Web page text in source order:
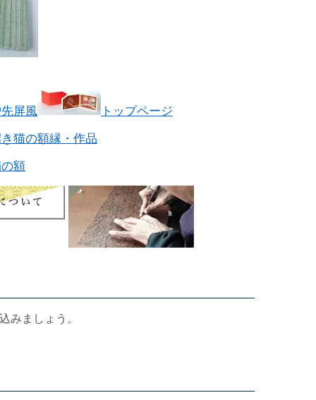
屏風
トップページ
猫の額縁・作品
額
みましょう。